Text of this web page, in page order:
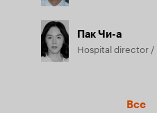
Пак Чи-а
Все